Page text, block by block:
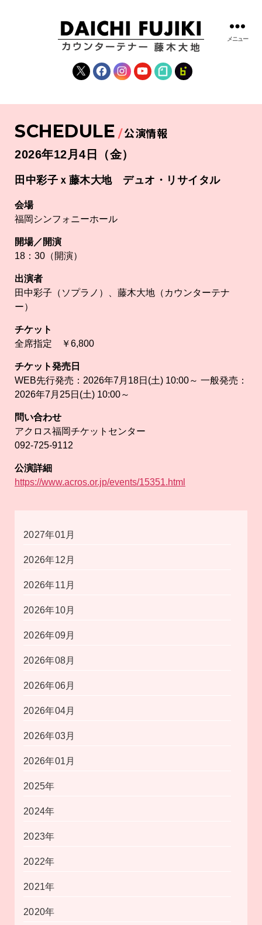
木
大
|
FUJIKI
OFFICIAL
X FacebookInstagramYouTube
note fanclub
メニュー
SCHEDULE
公演情報
2026年12月4日（金）
田中彩子ｘ藤木大地 デュオ・リサイタル
会場
福岡シンフォニーホール
開場／開演
18：30（開演）
出演者
田中彩子（ソプラノ）、藤木大地（カウンターテナ
ー）
チケット
全席指定 ￥6,800
チケット発売日
WEB先行発売：2026年7月18日(土) 10:00～ 一般発売：
2026年7月25日(土) 10:00～
問い合わせ
アクロス福岡チケットセンター
092-725-9112
公演詳細
https://www.acros.or.jp/events/15351.html
2027年01月
2026年12月
2026年11月
2026年10月
2026年09月
2026年08月
2026年06月
2026年04月
2026年03月
2026年01月
2025年
2024年
2023年
2022年
2021年
2020年